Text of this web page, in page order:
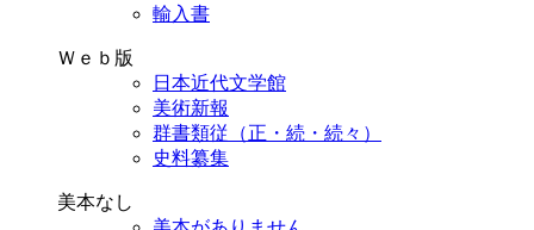
輸入書
Ｗｅｂ版
日本近代文学館
美術新報
群書類従（正・続・続々）
史料纂集
美本なし